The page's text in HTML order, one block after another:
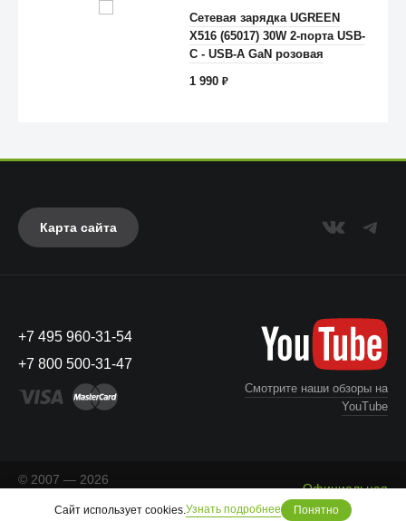
Сетевая зарядка UGREEN
X516 (65017) 30W 2-порта USB-
C - USB-A GaN розовая
1 990₽
Карта сайта
+7 495 960-31-54
+7 800 500-31-47
Смотрите наши обзоры на
YouTube
© 2007 — 2026
защищены.
Официальная
информация
Сайт использует cookies. Узнать подробнее Понятно